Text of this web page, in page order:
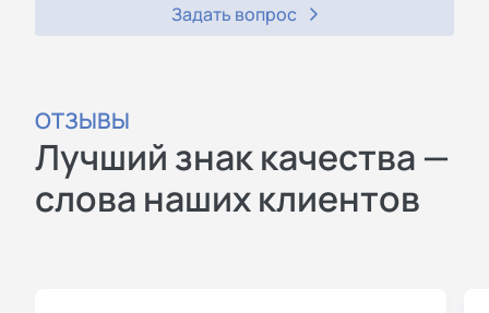
Задать вопрос
ОТЗЫВЫ
Лучший знак качества —
слова наших клиентов